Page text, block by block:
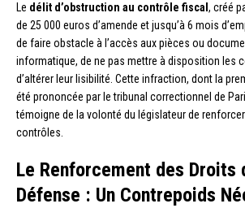
Le délit d’obstruction au contrôle fiscal , créé
de 25 000 euros d’amende et jusqu’à 6 mois
de faire obstacle à l’accès aux pièces ou
informatique, de ne pas mettre à disposition les
d’altérer leur lisibilité. Cette infraction, dont la
été prononcée par le tribunal correctionnel de
témoigne de la volonté du législateur de
contrôles.
Le Renforcement des Droits
Défense : Un Contrepoids